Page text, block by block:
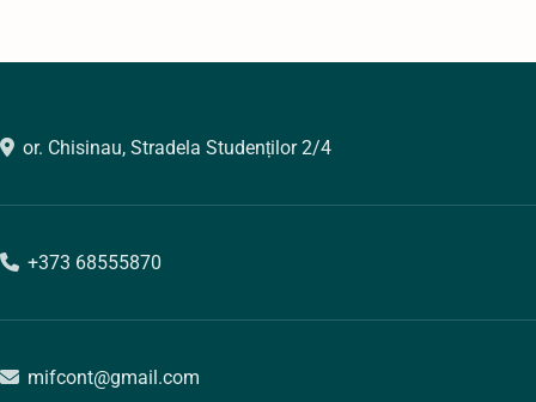
or. Chisinau, Stradela Studenților 2/4
+373 68555870
mifcont@gmail.com